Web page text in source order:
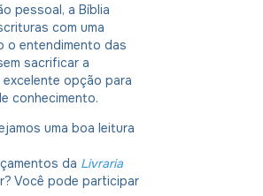
pessoal, a Bíblia
com uma
o entendimento das
sacrificar a
opção para
conhecimento.
uma boa leitura
da Livraria
Você pode participar